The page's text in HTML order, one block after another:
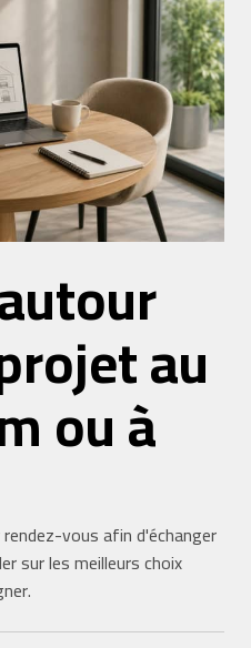
au
ou à
vous afin d'échanger
sur les meilleurs choix